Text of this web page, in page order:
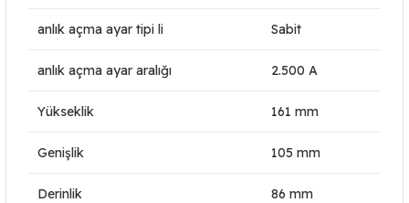
anlık açma ayar tipi li Sabit
anlık açma ayar aralığı 2.500 A
Yükseklik 161 mm
Genişlik 105 mm
Derinlik 86 mm